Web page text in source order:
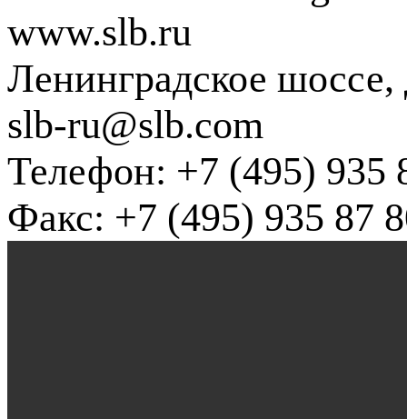
www.slb.ru
Ленинградское
slb-ru@slb.com
Телефон: +7 (495) 935
Факс: +7 (495) 935 87